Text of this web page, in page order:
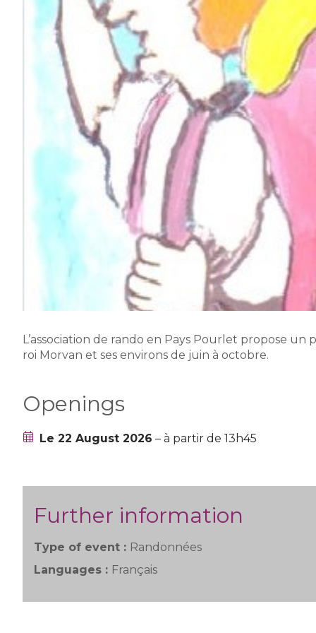
L’association de rando en Pays Pourlet propose
roi Morvan et ses environs de juin à octobre.
Openings
Le 22 August 2026 – à partir de 13h45
Further information
Type of event : Randonnées
Languages : Français